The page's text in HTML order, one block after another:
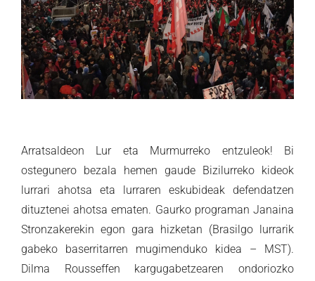
Arratsaldeon Lur eta Murmurreko entzuleok! Bi
ostegunero bezala hemen gaude Bizilurreko kideok
lurrari ahotsa eta lurraren eskubideak defendatzen
dituztenei ahotsa ematen. Gaurko programan Janaina
Stronzakerekin egon gara hizketan (Brasilgo lurrarik
gabeko baserritarren mugimenduko kidea – MST).
Dilma Rousseffen kargugabetzearen ondoriozko